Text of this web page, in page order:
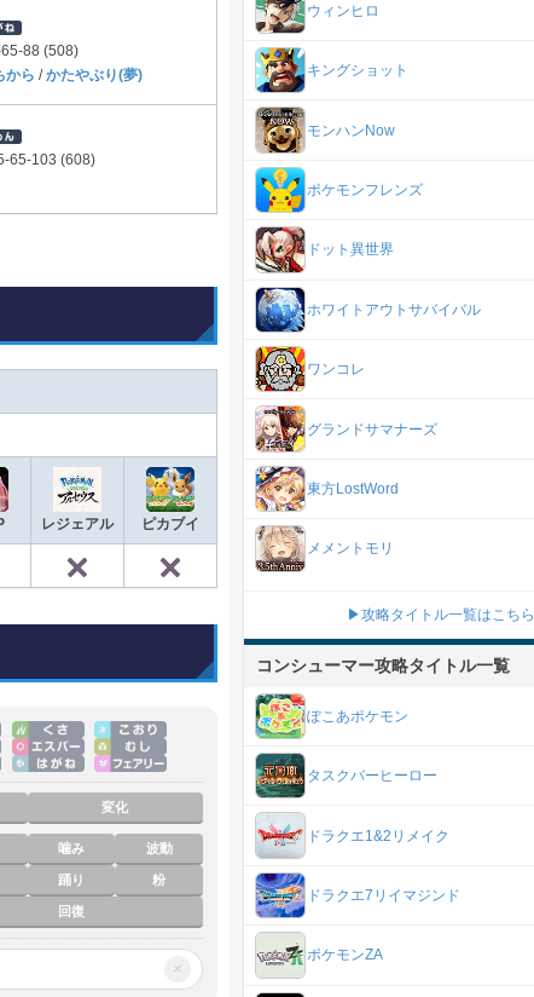
88 (508)
から /かたやぶり(夢)
65-103 (608)
レジェアル ピカブイ
変化
噛み 波動
踊り 粉
回復
×
ウィンヒロ
キングショット
モンハンNow
ポケモンフレンズ
ドット異世界
ホワイトアウトサバイバル
ワンコレ
グランドサマナーズ
東方LostWord
メメントモリ
▶攻略タイトル一覧はこちら
コンシューマー攻略タイトル一覧
ぽこあポケモン
タスクバーヒーロー
ドラクエ1&2リメイク
ドラクエ7リイマジンド
ポケモンZA